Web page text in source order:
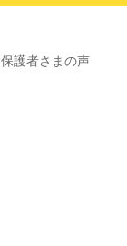
保護者さまの声